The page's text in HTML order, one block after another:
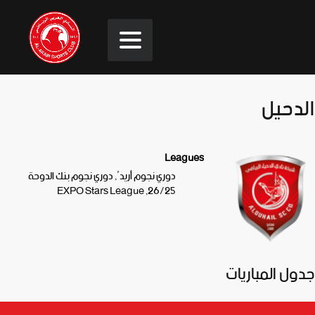
الدحيل
Leagues
دوري نجوم أريدُ, دوري نجوم بنك الدوحة
26/25, EXPO Stars League
جدول المباريات